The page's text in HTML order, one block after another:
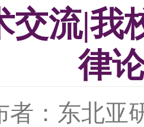
交流|我
律
者：东北亚